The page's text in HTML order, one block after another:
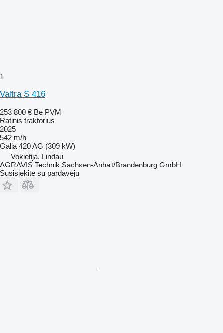
1
Valtra S 416
253 800 € Be PVM
Ratinis traktorius
2025
542 m/h
Galia 420 AG (309 kW)
Vokietija, Lindau
AGRAVIS Technik Sachsen-Anhalt/Brandenburg GmbH
Susisiekite su pardavėju